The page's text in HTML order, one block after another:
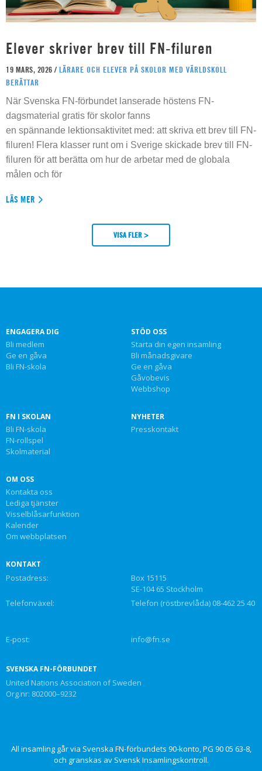
Elever skriver brev till FN-filuren
19 MARS, 2026 / LÄRARE OCH ELEVER PÅ SKOLOR MED VÄRLDSKOLL
BERÄTTAR
När Svenska FN-förbundet lanserade höstens FN-
dagsmaterial gratis för skolor fanns
en spännande lektionsaktivitet med: att skriva ett brev till FN-
filuren! Flera klasser runt om i Sverige skickade brev till FN-
filuren för att berätta om hur de arbetar med de globala
målen och för
LÄS MER
VISA FLER >
ENGAGERA DIG
Bli medlem
Ge en gåva
Bli FN-skola
STÖD OSS
Starta din egen insamling
Bli månadsgivare
Ge en gåva
Gåvobevis
Webbshop
FN I SKOLAN
Bli FN-skola
FN-rollspel
Skolmaterial
NYHETER
Presskontakt
OM OSS
Kontakta oss
Lediga tjänster
Visselblåsarfunktion
Kalender
Om webbplatsen
KONTAKT
Postadress:
Box 15115
SE-104 65 Stockholm
Telefonväxel:
Telefon (röstbrevlåda) 08-462 25 40
E-post: info@fn.se
SVENSKA FN-FÖRBUNDET
United Nations Association of Sweden
Org.nr: 802000–9232
All insamling går via Svenska FN-förbundets 90-konto, PG 90 05 63-8,
och granskas av Svensk Insamlingskontroll.